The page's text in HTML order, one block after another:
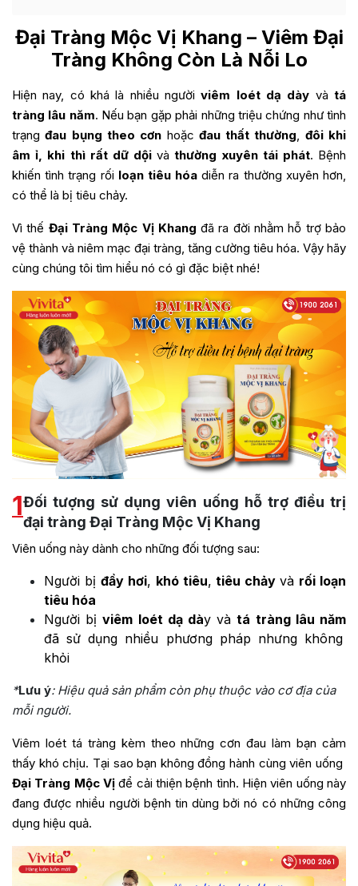
Đại Tràng Mộc Vị Khang – Viêm Đại
Tràng Không Còn Là Nỗi Lo
Hiện nay, có khá là nhiều ngườiviêm loét dạ dày vàtá
tràng lâu năm. Nếu bạn gặp phải những triệu chứng nhưtình
trạngđau bụng theo cơn hoặc đau thất thường, đôi khi
âm ỉ, khi thì rất dữ dộivà thường xuyên tái phát. Bệnh
khiến tình trạng rối loạn tiêu hóa diễn ra thường xuyên hơn,
có thể là bị tiêu chảy.
Vì thế Đại Tràng Mộc Vị Khang đã ra đời nhằm hỗ trợ bảo
vệ thành và niêm mạc đại tràng, tăng cường tiêu hóa. Vậy hãy
cùng chúng tôi tìm hiểu nó có gì đặc biệt nhé!
1Đối tượng sử dụng viên uống hỗ trợ điều trị
đại tràng Đại Tràng Mộc Vị Khang
Viên uống này dành cho những đối tượng sau:
Người bị đầy hơi, khó tiêu,tiêu chảyvà rối loạn
tiêu hóa
Người bịviêm loét dạ dày vàtá tràng lâu năm
đã sử dụng nhiều phương pháp nhưng không
khỏi
*Lưu ý: Hiệu quả sản phẩm còn phụ thuộc vào cơ địa của
mỗi người.
Viêm loét tá tràng kèm theo những cơn đau làm bạn cảm
thấy khó chịu. Tại sao bạn không đồng hành cùng viên uống
Đại Tràng Mộc Vịđể cải thiện bệnh tình. Hiện viên uống này
đang được nhiều người bệnh tin dùng bởi nó có những công
dụng hiệu quả.